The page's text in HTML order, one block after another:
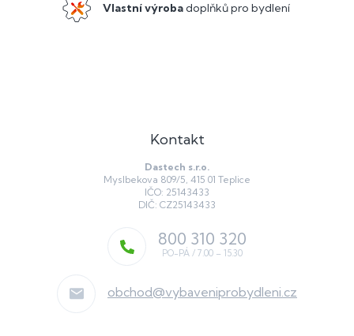
Vlastní výrobadoplňků pro bydlení
Kontakt
Dastech s.r.o.
Myslbekova 809/5, 415 01 Teplice
IČO: 25143433
DIČ: CZ25143433
obchod@vybaveniprobydleni.cz
800 310 320